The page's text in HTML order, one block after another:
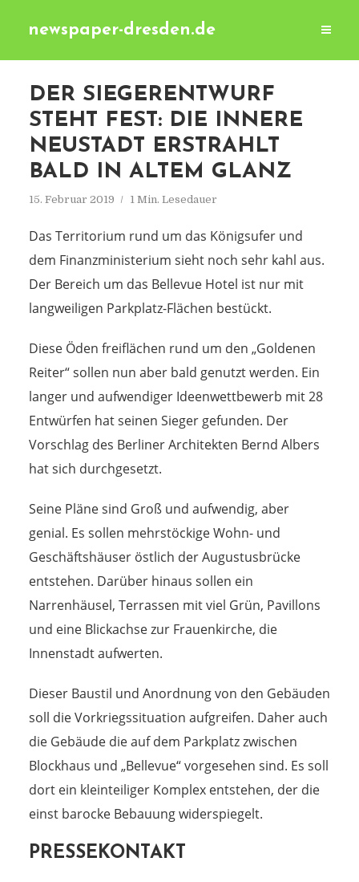
newspaper-dresden.de
DER SIEGERENTWURF
STEHT FEST: DIE INNERE
NEUSTADT ERSTRAHLT
BALD IN ALTEM GLANZ
15. Februar 2019 1 Min. Lesedauer
Das Territorium rund um das Königsufer und
dem Finanzministerium sieht noch sehr kahl aus.
Der Bereich um das Bellevue Hotel ist nur mit
langweiligen Parkplatz-Flächen bestückt.
Diese Öden freiflächen rund um den „Goldenen
Reiter“ sollen nun aber bald genutzt werden. Ein
langer und aufwendiger Ideenwettbewerb mit 28
Entwürfen hat seinen Sieger gefunden. Der
Vorschlag des Berliner Architekten Bernd Albers
hat sich durchgesetzt.
Seine Pläne sind Groß und aufwendig, aber
genial. Es sollen mehrstöckige Wohn- und
Geschäftshäuser östlich der Augustusbrücke
entstehen. Darüber hinaus sollen ein
Narrenhäusel, Terrassen mit viel Grün, Pavillons
und eine Blickachse zur Frauenkirche, die
Innenstadt aufwerten.
Dieser Baustil und Anordnung von den Gebäuden
soll die Vorkriegssituation aufgreifen. Daher auch
die Gebäude die auf dem Parkplatz zwischen
Blockhaus und „Bellevue“ vorgesehen sind. Es soll
dort ein kleinteiliger Komplex entstehen, der die
einst barocke Bebauung widerspiegelt.
PRESSEKONTAKT